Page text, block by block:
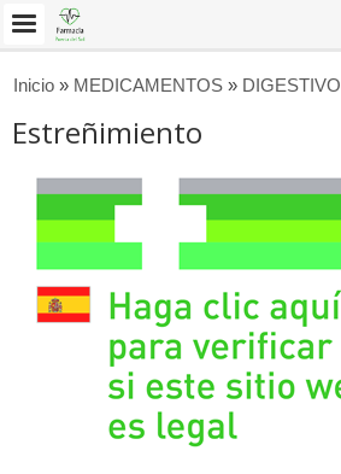
Inicio » MEDICAMENTOS » DIGESTIVO
Estreñimiento